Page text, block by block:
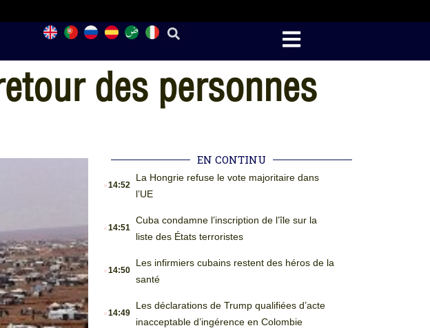
des personnes
EN CONTINU
.14:52
La Hongrie refuse le vote majoritaire dans
l’UE
.14:51
Cuba condamne l’inscription de l’île sur la
liste des États terroristes
.14:50
Les infirmiers cubains restent des héros de la
santé
.14:49
Les déclarations de Trump qualifiées d’acte
inacceptable d’ingérence en Colombie